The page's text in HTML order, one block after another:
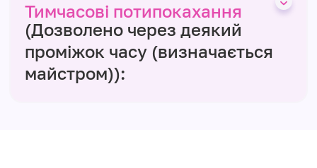
Тимчасові потипокахання
(Дозволено через деякий
проміжок часу (визначається
майстром)):